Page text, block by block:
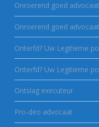
Onroerend goed
Onroerend goed
Onterfd? Uw Legitieme
Onterfd? Uw Legitieme
Ontslag executeur
Pro-deo advocaat